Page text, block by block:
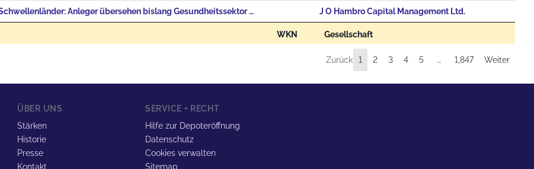
J O Hambro | Schwellenländer: Anleger übersehen bislang Gesundheitssektor – vor allem Afrika und Ind J O Hambro Capital Management Ltd.
WKN Gesellschaft
Zurück 1 2 3 4 5 … 1,847 Weiter
ÜBER UNS
Stärken
Historie
Presse
Kontakt
SERVICE + RECHT
Hilfe zur Depoteröffnung
Datenschutz
Cookies verwalten
Sitemap